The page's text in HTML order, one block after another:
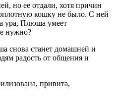
но ее отдали, хотя причин
кошку не было. С ней
ура, Плюша умеет
нужно?
снова станет домашней и
радость от общения и
привита,